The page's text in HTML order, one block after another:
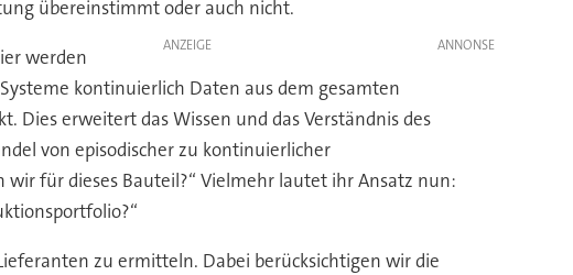
übereinstimmt oder auch nicht.
ANZEIGE
werden
kontinuierlich Daten aus dem gesamten
Dies erweitert das Wissen und das Verständnis des
von episodischer zu kontinuierlicher
für dieses Bauteil?“ Vielmehr lautet ihr Ansatz nun:
zu ermitteln. Dabei berücksichtigen wir die